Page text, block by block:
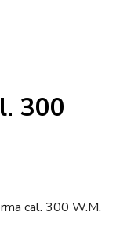
300
cal. 300 W.M.